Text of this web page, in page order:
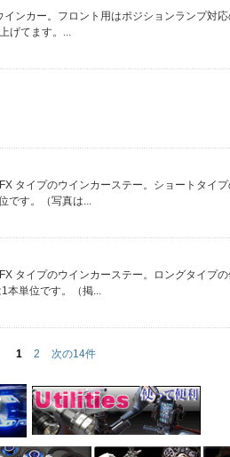
ンカー。フロント用はポジションランプ対
げてます。...
タイプのウインカーステー。ショートタイ
です。（写真は...
タイプのウインカーステー。ロングタイプ
本単位です。（掲...
1 2 次の14件